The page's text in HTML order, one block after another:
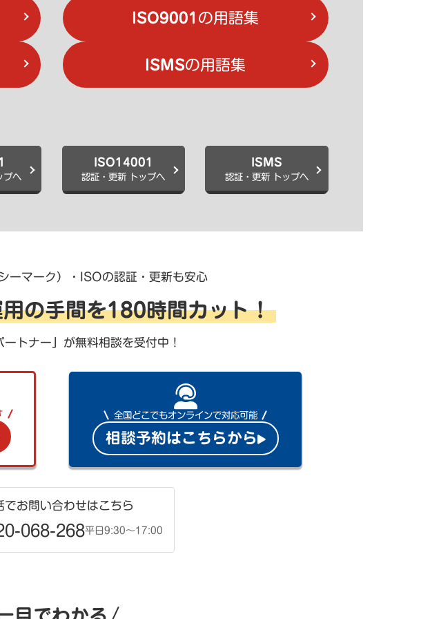
ISO9001 の用語集
ISMSの用語集
プへ
ISO14001
認証・更新 トップへ
ISMS
認証・更新 トップへ
ーマーク）・ISOの認証・更新も安心
の手間を180時間カット！
トナー」が無料相談を受付中！
全国どこでもオンラインで対応可能
相談予約はこちらから
でお問い合わせはこちら
068-268平日9:30〜17:00